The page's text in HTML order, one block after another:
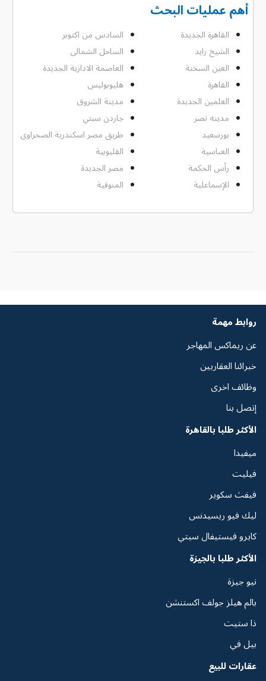
أهم عمليات البحث
القاهرة الجديدة
السادس من اكتوبر
الشيخ زايد
الساحل الشمالى
العين السخنة
العاصمة الادارية الجديدة
القاهرة
هليوبوليس
العلمين الجديدة
مدينة الشروق
مدينه نصر
جاردن سيتي
بورسعيد
طريق مصر اسكندرية الصحراوى
العباسية
القليوبية
رأس الحكمة
مصر الجديدة
الإسماعلية
المنوفية
روابط مهمة
عن ريماكس المهاجر
خبرائنا العقاريين
وظائف اخرى
إتصل بنا
الأكثر طلبا بالقاهرة
ميفيدا
فيليت
فيفث سكوير
ليك فيو ريسيدنس
كايرو فيستيفال سيتي
الأكثر طلبا بالجيزة
نيو جيزة
بالم هيلز جولف اكستنشن
ذا ستيت
بيل في
عقارات للبيع